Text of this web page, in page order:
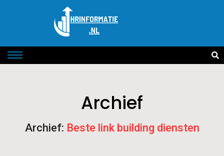
Archief
Archief: Beste link building diensten